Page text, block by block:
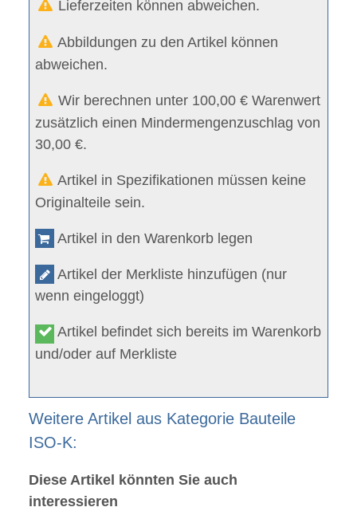
Lieferzeiten können abweichen.
Abbildungen zu den Artikel können
abweichen.
Wir berechnen unter 100,00 € Warenwert
zusätzlich einen Mindermengenzuschlag von
30,00 €.
Artikel in Spezifikationen müssen keine
Originalteile sein.
Artikel in den Warenkorb legen
Artikel der Merkliste hinzufügen (nur
wenn eingeloggt)
Artikel befindet sich bereits im Warenkorb
und/oder auf Merkliste
Weitere Artikel aus Kategorie Bauteile
ISO-K:
Diese Artikel könnten Sie auch
interessieren